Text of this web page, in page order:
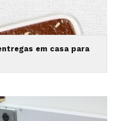
em casa para